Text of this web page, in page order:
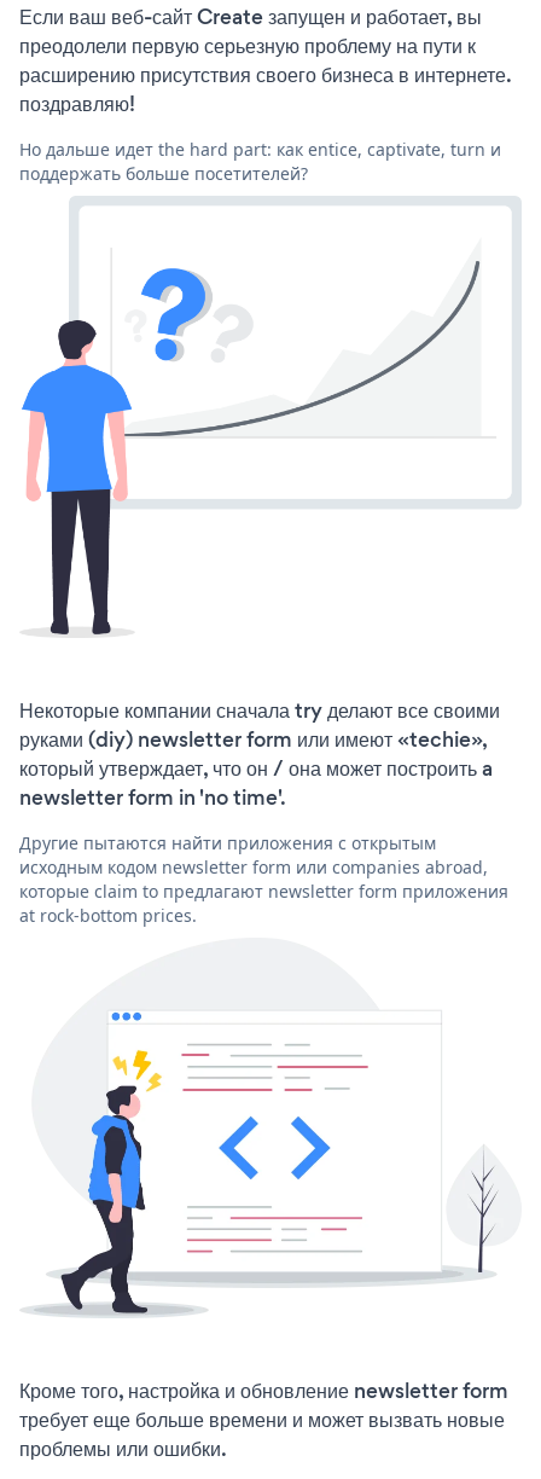
Если ваш веб-сайт Create запущен и работает, вы
преодолели первую серьезную проблему на пути к
расширению присутствия своего бизнеса в интернете.
поздравляю!
Но дальше идет the hard part: как entice, captivate, turn и
поддержать больше посетителей?
Некоторые компании сначала try делают все своими
руками (diy) newsletter form или имеют «techie»,
который утверждает, что он / она может построить a
newsletter form in 'no time'.
Другие пытаются найти приложения с открытым
исходным кодом newsletter form или companies abroad,
которые claim to предлагают newsletter form приложения
at rock-bottom prices.
Кроме того, настройка и обновление newsletter form
требует еще больше времени и может вызвать новые
проблемы или ошибки.